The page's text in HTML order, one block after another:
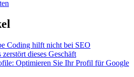
Coding hilft nicht bei SEO
dieses Geschäft
Optimieren Sie Ihr Profil für Google